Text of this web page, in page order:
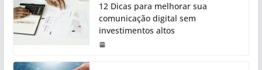
12 Dicas para melhorar sua
comunicação digital sem
investimentos altos